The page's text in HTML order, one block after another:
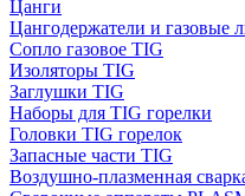
Цанги
Цангодержатели и газовые
Сопло газовое TIG
Изоляторы TIG
Заглушки TIG
Наборы для TIG горелки
Головки TIG горелок
Запасные части TIG
Воздушно-плазменная